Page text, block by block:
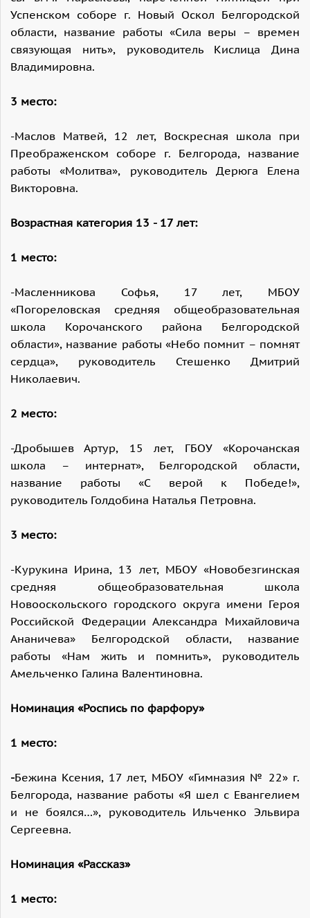
Успенском соборе г. Новый Оскол Белгородской
области, название работы «Сила веры – времен
связующая нить», руководитель Кислица Дина
Владимировна.
3 место:
-Маслов Матвей, 12 лет, Воскресная школа при
Преображенском соборе г. Белгорода, название
работы «Молитва», руководитель Дерюга Елена
Викторовна.
Возрастная категория 13 - 17 лет:
1 место:
-Масленникова Софья, 17 лет, МБОУ
«Погореловская средняя общеобразовательная
школа Корочанского района Белгородской
области», название работы «Небо помнит – помнят
сердца», руководитель Стешенко Дмитрий
Николаевич.
2 место:
-Дробышев Артур, 15 лет, ГБОУ «Корочанская
школа – интернат», Белгородской области,
название работы «С верой к Победе!»,
руководитель Голдобина Наталья Петровна.
3 место:
-Курукина Ирина, 13 лет, МБОУ «Новобезгинская
средняя общеобразовательная школа
Новооскольского городского округа имени Героя
Российской Федерации Александра Михайловича
Ананичева» Белгородской области, название
работы «Нам жить и помнить», руководитель
Амельченко Галина Валентиновна.
Номинация «Роспись по фарфору»
1 место:
-Бежина Ксения, 17 лет, МБОУ «Гимназия № 22» г.
Белгорода, название работы «Я шел с Евангелием
и не боялся…», руководитель Ильченко Эльвира
Сергеевна.
Номинация «Рассказ»
1 место: